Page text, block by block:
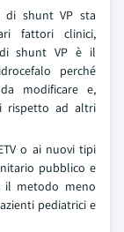
di shunt VP sta
fattori clinici,
di shunt VP è il
perché
modificare e,
rispetto ad altri
o ai nuovi tipi
pubblico e
il metodo meno
pediatrici e